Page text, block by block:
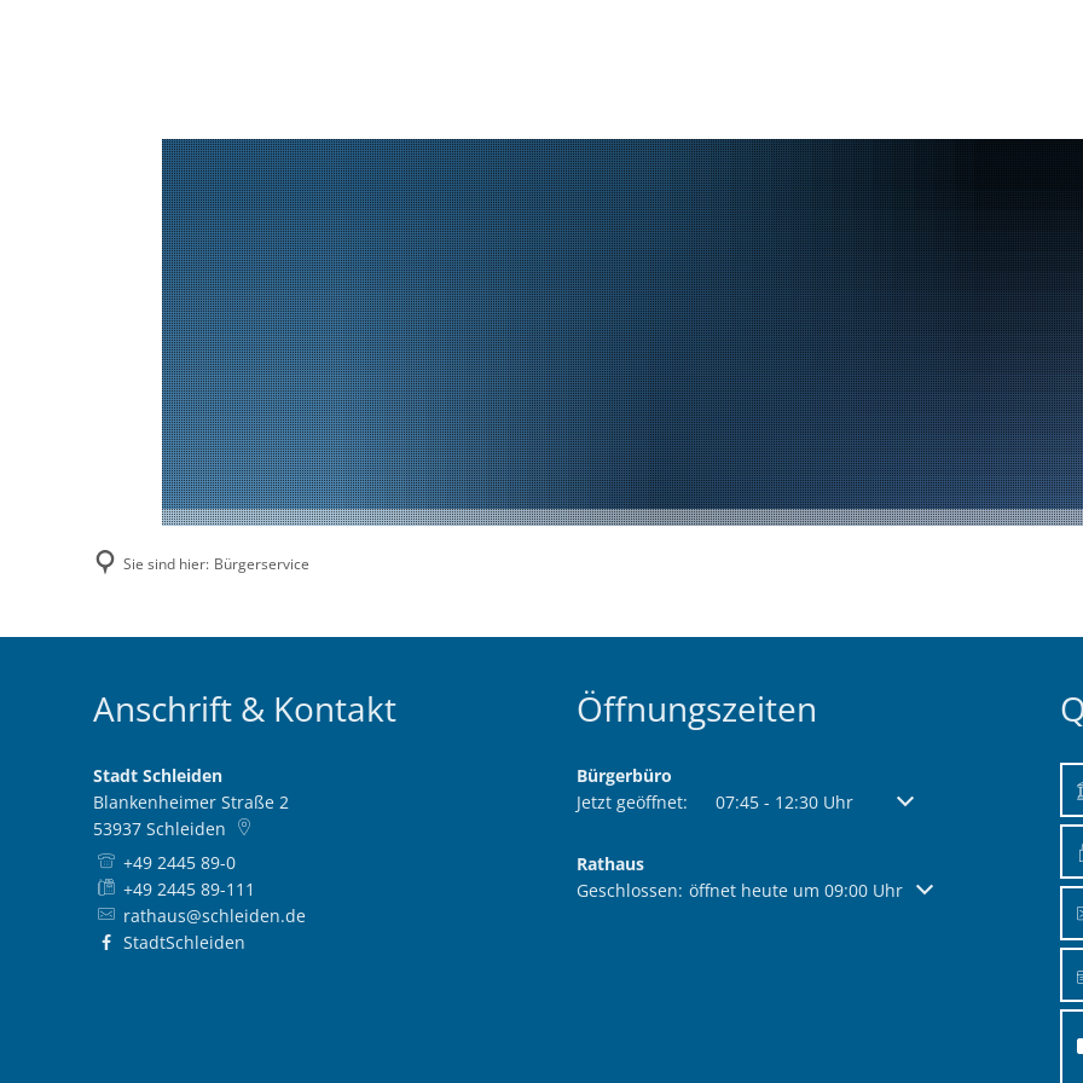
Aktuelle Themen
Presse
Kommunaler Wiederaufbau
Stellenangebote
Informationsmagazin "BürgerINFO aktuell"
Amtl. Bekanntmachungen
Bürgersprechstunden des Bürgermeisters
Kunst- und Fotoausstellungen im Rathaus
Öffnungszeiten & Kontakt
Verwaltungsorganisation
Finanzwirtschaft
Politik
Wahlen
Stadtwappen
Leitbild
Bürgerbüro
Abfallwirtschaft
Sicherheit und
Brand- und
Soziales
Standesamt
Steuern, Abgaben
Bankverbindung/
Sie sind hier: Bürgerservice
Anschrift & Kontakt
Stadt Schleiden
Blankenheimer Straße 2
53937 Schleiden
+49 2445 89-0
+49 2445 89-111
rathaus@schleiden.de
StadtSchleiden
Öffnungszeiten
Bürgerbüro
Klicken, um weitere Öffnungs- oder Schließzeiten
Jetzt geöffnet: 07:45 - 12:30 Uhr Von 07:45 bis 12:30 Uhr
Rathaus
Klicken, um weitere Öffnungs- oder Schließzeiten
Geschlossen: öffnet heute um 09:00 Uhr